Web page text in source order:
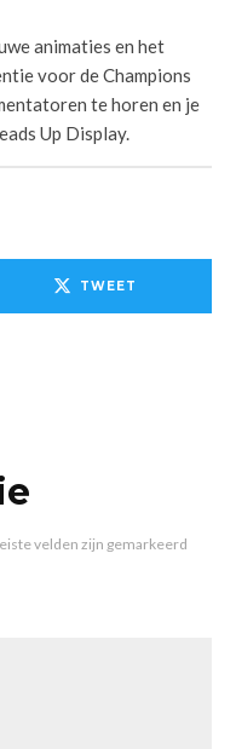
animaties en het
voor de Champions
te horen en je
Up Display.
TWEET
velden zijn gemarkeerd